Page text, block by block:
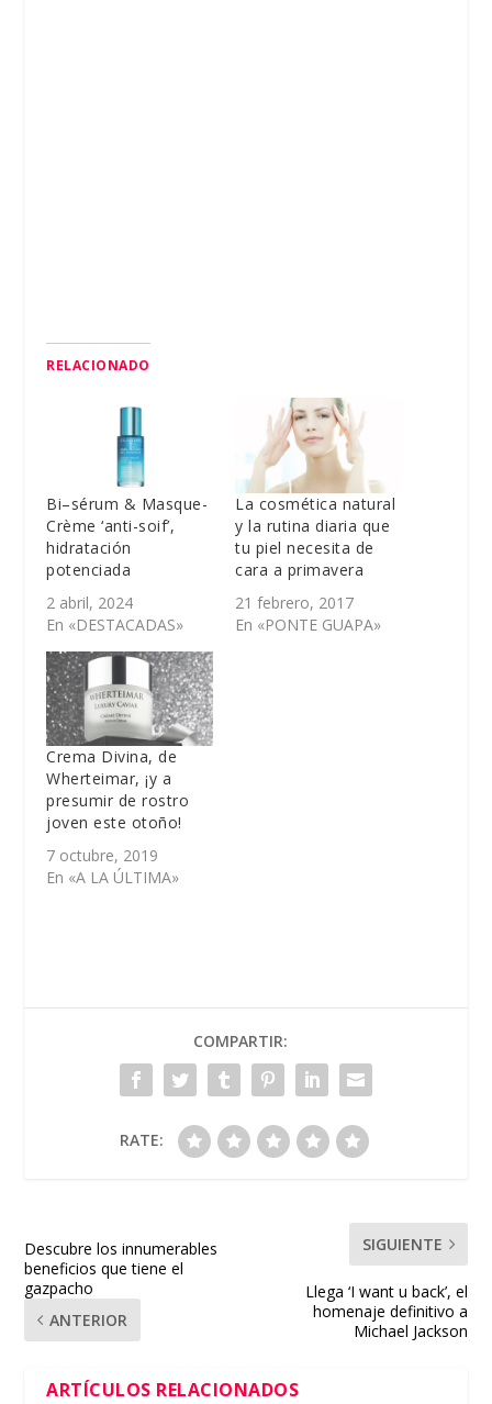
RELACIONADO
Bi–sérum & Masque-
Crème ‘anti-soif’,
hidratación
potenciada
2 abril, 2024
En «DESTACADAS»
La cosmética natural
y la rutina diaria que
tu piel necesita de
cara a primavera
21 febrero, 2017
En «PONTE GUAPA»
Crema Divina, de
Wherteimar, ¡y a
presumir de rostro
joven este otoño!
7 octubre, 2019
En «A LA ÚLTIMA»
COMPARTIR:
RATE:
Descubre los innumerables
beneficios que tiene el
gazpacho
ANTERIOR
SIGUIENTE
Llega ‘I want u back’, el
homenaje definitivo a
Michael Jackson
ARTÍCULOS RELACIONADOS